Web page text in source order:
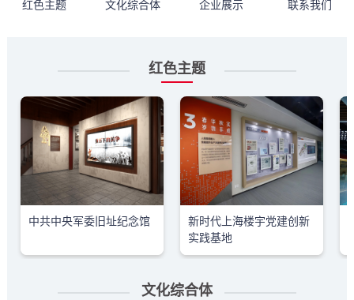
红色主题 文化综合体 企业展示 联系我们
红色主题
中共中央军委旧址纪念馆
新时代上海楼宇党建创新
实践基地
文化综合体